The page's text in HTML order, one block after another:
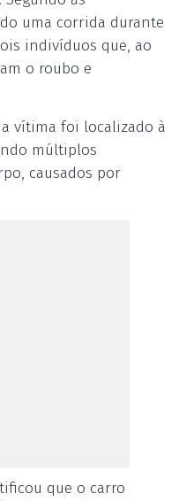
uma corrida durante
indivíduos que, ao
o roubo e
vítima foi localizado à
múltiplos
causados por
que o carro